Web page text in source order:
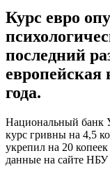
Курс евро
последний
европейская
года.
Национальный банк
курс гривны на 4,5
укрепил на 20
данные на сайте НБУ